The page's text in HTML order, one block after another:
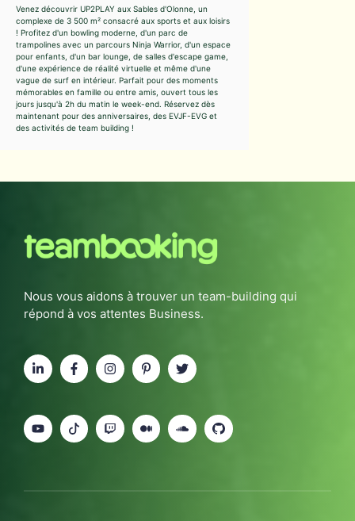
Venez découvrir UP2PLAY aux Sables d'Olonne, un
complexe de 3 500 m² consacré aux sports et aux loisirs
! Profitez d'un bowling moderne, d'un parc de
trampolines avec un parcours Ninja Warrior, d'un espace
pour enfants, d'un bar lounge, de salles d'escape game,
d'une expérience de réalité virtuelle et même d'une
vague de surf en intérieur. Parfait pour des moments
mémorables en famille ou entre amis, ouvert tous les
jours jusqu'à 2h du matin le week-end. Réservez dès
maintenant pour des anniversaires, des EVJF-EVG et
des activités de team building !
Nous vous aidons à trouver un team-building qui
répond à vos attentes Business.